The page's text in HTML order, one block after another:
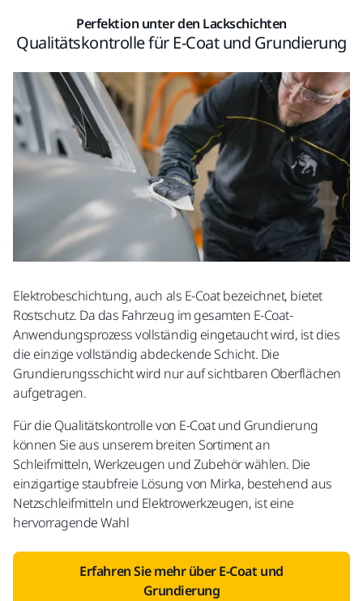
Perfektion unter den Lackschichten
Qualitätskontrolle für E-Coat und Grundierung
Elektrobeschichtung, auch als E-Coat bezeichnet, bietet
Rostschutz. Da das Fahrzeug im gesamten E-Coat-
Anwendungsprozess vollständig eingetaucht wird, ist dies
die einzige vollständig abdeckende Schicht. Die
Grundierungsschicht wird nur auf sichtbaren Oberflächen
aufgetragen.
Für die Qualitätskontrolle von E-Coat und Grundierung
können Sie aus unserem breiten Sortiment an
Schleifmitteln, Werkzeugen und Zubehör wählen. Die
einzigartige staubfreie Lösung von Mirka, bestehend aus
Netzschleifmitteln und Elektrowerkzeugen, ist eine
hervorragende Wahl
Erfahren Sie mehr über E-Coat und
Grundierung